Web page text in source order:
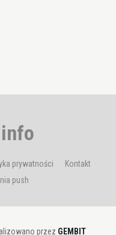
prywatności
Kontakt
push
przez GEMBIT